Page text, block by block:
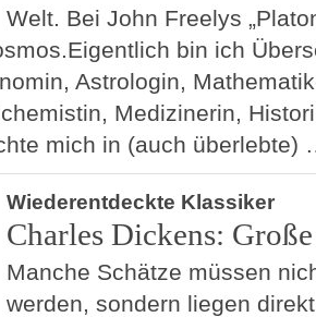
Welt. Bei John Freelys
bin ich
Astrologin,
Medizinerin,
mich in (auch
Wiederentdeckte Klassiker
Charles Dickens:
Manche Schätze müssen
werden, sondern liegen